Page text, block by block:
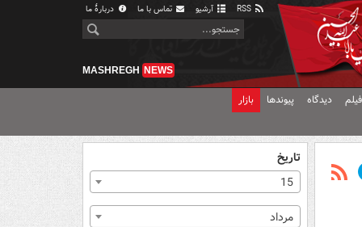
آرشیو تماس با ما دربارهٔ ما
MASHREGH NEWS
دیدگاه پیوندها بازار
تاریخ
15
مرداد